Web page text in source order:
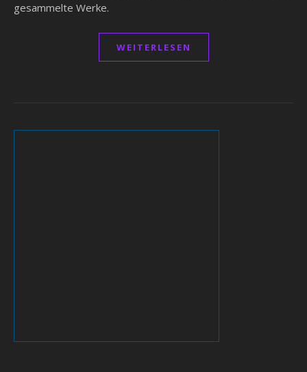
gesammelte Werke.
WEITERLESEN